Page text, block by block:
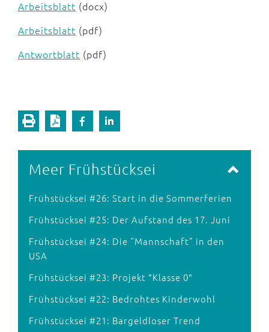
Arbeitsblatt (docx)
Arbeitsblatt (pdf)
Antwortblatt (pdf)
Meer Frühstücksei
Frühstücksei #26: Start in die Sommerferien
Frühstücksei #25: Der Aufstand des 17. Juni
Frühstücksei #24: Die “Mannschaft” in den
USA
Frühstücksei #23: Projekt "Klasse 0"
Frühstücksei #22: Bedrohtes Kinderwohl
Frühstücksei #21: Bargeldloser Trend